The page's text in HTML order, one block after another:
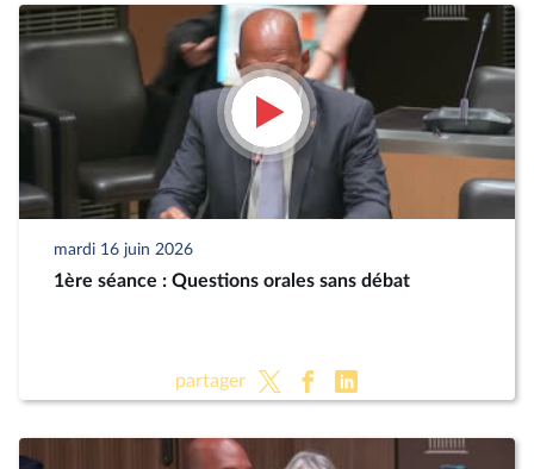
mardi 16 juin 2026
1ère séance : Questions orales sans débat
partager